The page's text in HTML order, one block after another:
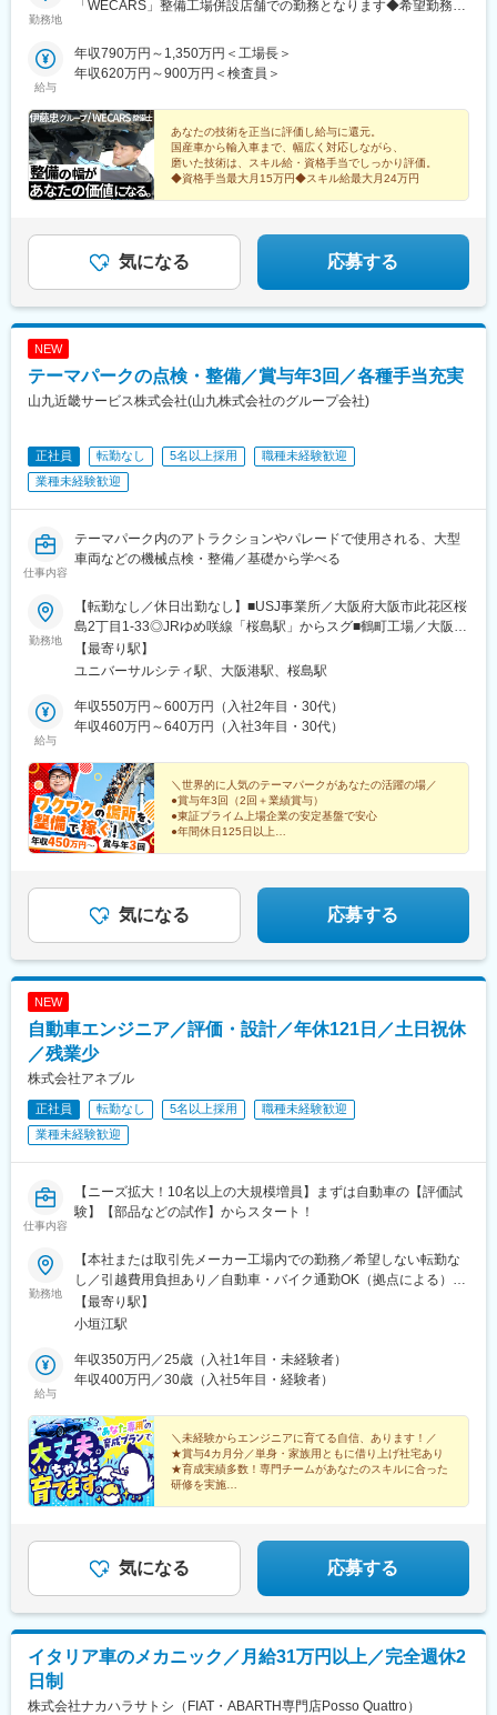
勤務地
「WECARS」整備工場併設店舗での勤務となります◆希望勤務地
OK／駐車場を完備＼面接は『希望勤務地』で実施します／面接時
には職場見学を実施しています。実際の作業環境や現場の雰囲気
をご覧いただき、納得したうえでご判断いただけます。＜募集地
埼玉県・茨城県・栃木県・群馬県）北陸・甲信越（石川県・福井
県・長野県・新潟県）東海（愛知県・静岡県・岐阜県・三重県）
関西（大阪府・京都府・兵庫県・滋賀県・奈良県・和歌山県）中
国（広島県・岡山県・山口県）四国（徳島県・香川県・愛媛県・
高知県）九州（福岡県・熊本県・佐賀県・長崎県・大分県・宮崎
のみ可／店舗により異なります）
給与
年収790万円～1,350万円＜工場長＞
年収620万円～900万円＜検査員＞
あなたの技術を正当に評価し給与に還元。
国産車から輸入車まで、幅広く対応しながら、
磨いた技術は、スキル給・資格手当でしっかり評価。
◆資格手当最大月15万円◆スキル給最大月24万円
気になる 応募する
NEW
テーマパークの点検・整備／賞与年3回／各種手当充実
山九近畿サービス株式会社(山九株式会社のグループ会社)
正社員 転勤なし 5名以上採用
職種未経験歓迎
業種未経験歓迎
仕事内容
テーマパーク内のアトラクションやパレードで使用される、大型
車両などの機械点検・整備／基礎から学べる
勤務地
【転勤なし／休日出勤なし】■USJ事業所／大阪府大阪市此花区桜
島2丁目1-33◎JRゆめ咲線「桜島駅」からスグ■鶴町工場／大阪府
大阪市大正区鶴町3丁目※U・Iターン歓迎※受動喫煙対策：敷地内
禁煙
【最寄り駅】
ユニバーサルシティ駅、大阪港駅、桜島駅
給与
年収550万円～600万円（入社2年目・30代）
年収460万円～640万円（入社3年目・30代）
＼世界的に人気のテーマパークがあなたの活躍の場／
●賞与年3回（2回＋業績賞与）
●東証プライム上場企業の安定基盤で安心
●年間休日125日以上
気になる 応募する
NEW
自動車エンジニア／評価・設計／年休121日／土日祝休
／残業少
株式会社アネブル
正社員 転勤なし 5名以上採用
職種未経験歓迎
業種未経験歓迎
仕事内容
【ニーズ拡大！10名以上の大規模増員】まずは自動車の【評価試
験】【部品などの試作】からスタート！
勤務地
【本社または取引先メーカー工場内での勤務／希望しない転勤な
し／引越費用負担あり／自動車・バイク通勤OK（拠点による）】
■本社：愛知県刈谷市小垣江町大津崎1-36※受動喫煙対策：屋内全
面禁煙＜配属先について＞本社での研修後は、愛知エリアのプロ
関西エリアで活躍することも可能で、異動については一方的では
なく本人との面談を経て進めています。～取引先メーカー工場・
（愛知、岐阜、三重、静岡）■関西（大阪、京都、兵庫、滋賀）
★U・Iターン歓迎（社宅制度・引越費用負担あり）
【最寄り駅】
小垣江駅
給与
年収350万円／25歳（入社1年目・未経験者）
年収400万円／30歳（入社5年目・経験者）
＼未経験からエンジニアに育てる自信、あります！／
★賞与4カ月分／単身・家族用ともに借り上げ社宅あり
★育成実績多数！専門チームがあなたのスキルに合った
研修を実施
気になる 応募する
イタリア車のメカニック／月給31万円以上／完全週休2
日制
株式会社ナカハラサトシ（FIAT・ABARTH専門店Posso Quattro）